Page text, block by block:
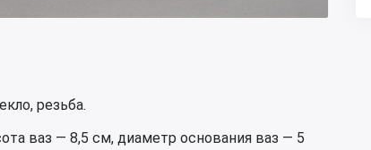
резьба.
ваз — 8,5 см, диаметр основания ваз — 5